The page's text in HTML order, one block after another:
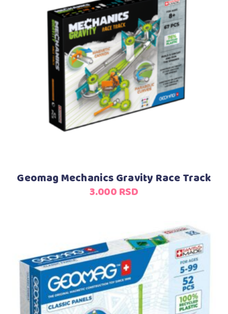
Dodaj u korpu
Geomag Mechanics Gravity Race Track
3.000RSD